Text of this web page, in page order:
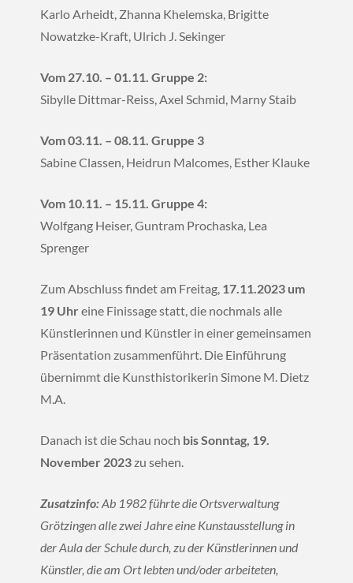
Karlo Arheidt, Zhanna Khelemska, Brigitte
Nowatzke-Kraft, Ulrich J. Sekinger
Vom 27.10. – 01.11. Gruppe 2:
Sibylle Dittmar-Reiss, Axel Schmid, Marny Staib
Vom 03.11. – 08.11. Gruppe 3
Sabine Classen, Heidrun Malcomes, Esther Klauke
Vom 10.11. – 15.11. Gruppe 4:
Wolfgang Heiser, Guntram Prochaska, Lea
Sprenger
Zum Abschluss findet am Freitag, 17.11.2023 um
19 Uhreine Finissage statt, die nochmals alle
Künstlerinnen und Künstler in einer gemeinsamen
Präsentation zusammenführt. Die Einführung
übernimmt die Kunsthistorikerin Simone M. Dietz
M.A.
Danach ist die Schau noch bis Sonntag, 19.
November 2023zu sehen.
Zusatzinfo:Ab 1982 führte die Ortsverwaltung
Grötzingen alle zwei Jahre eine Kunstausstellung in
der Aula der Schule durch, zu der Künstlerinnen und
Künstler, die am Ort lebten und/oder arbeiteten,